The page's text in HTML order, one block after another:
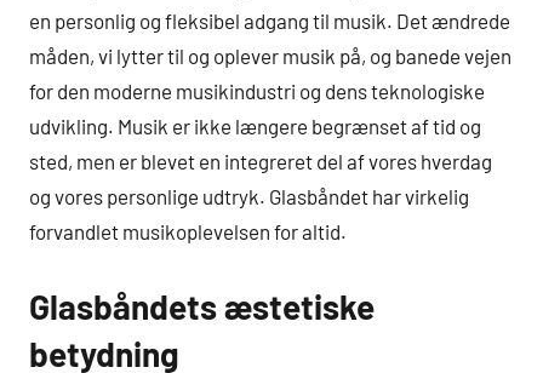
en personlig og fleksibel adgang til musik. Det ændrede
måden, vi lytter til og oplever musik på, og banede vejen
for den moderne musikindustri og dens teknologiske
udvikling. Musik er ikke længere begrænset af tid og
sted, men er blevet en integreret del af vores hverdag
og vores personlige udtryk. Glasbåndet har virkelig
forvandlet musikoplevelsen for altid.
Glasbåndets æstetiske
betydning